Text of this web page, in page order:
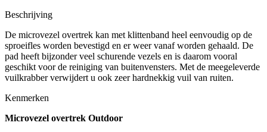
Beschrijving
De microvezel overtrek kan met klittenband heel eenvoudig op de
sproeifles worden bevestigd en er weer vanaf worden gehaald. De
pad heeft bijzonder veel schurende vezels en is daarom vooral
geschikt voor de reiniging van buitenvensters. Met de meegeleverde
vuilkrabber verwijdert u ook zeer hardnekkig vuil van ruiten.
Kenmerken
Microvezel overtrek Outdoor